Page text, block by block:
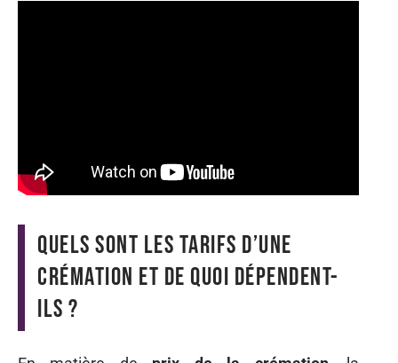
Quels sont les tarifs d’une
crémation et de quoi dépendent-
ils ?